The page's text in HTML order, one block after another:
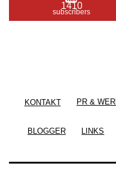
1410
subscribers
KONTAKT PR &
BLOGGER LINKS